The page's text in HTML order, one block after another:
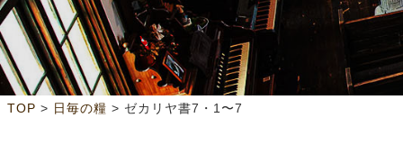
TOP > 日毎の糧 > ゼカリヤ書7・1〜7